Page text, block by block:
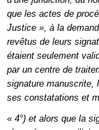
que les actes de
Justice », à la
revêtus de leurs
étaient seulement
par un centre de
signature manuscrite,
ses constatations et
« 4°) et alors que la